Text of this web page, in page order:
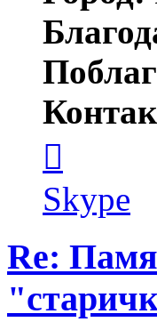
пользователя
serj364
Skype
Re: